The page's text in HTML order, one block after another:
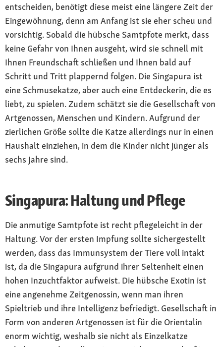
entscheiden, benötigt diese meist eine längere Zeit der
Eingewöhnung, denn am Anfang ist sie eher scheu und
vorsichtig. Sobald die hübsche Samtpfote merkt, dass
keine Gefahr von Ihnen ausgeht, wird sie schnell mit
Ihnen Freundschaft schließen und Ihnen bald auf
Schritt und Tritt plappernd folgen. Die Singapura ist
eine Schmusekatze, aber auch eine Entdeckerin, die es
liebt, zu spielen. Zudem schätzt sie die Gesellschaft von
Artgenossen, Menschen und Kindern. Aufgrund der
zierlichen Größe sollte die Katze allerdings nur in einen
Haushalt einziehen, in dem die Kinder nicht jünger als
sechs Jahre sind.
Singapura: Haltung und Pflege
Die anmutige Samtpfote ist recht pflegeleicht in der
Haltung. Vor der ersten Impfung sollte sichergestellt
werden, dass das Immunsystem der Tiere voll intakt
ist, da die Singapura aufgrund ihrer Seltenheit einen
hohen Inzuchtfaktor aufweist. Die hübsche Exotin ist
eine angenehme Zeitgenossin, wenn man ihren
Spieltrieb und ihre Intelligenz befriedigt. Gesellschaft in
Form von anderen Artgenossen ist für die Orientalin
enorm wichtig, weshalb sie nicht als Einzelkatze